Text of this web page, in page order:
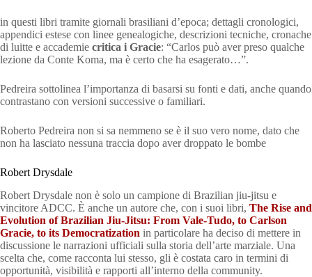
in questi libri tramite giornali brasiliani d’epoca; dettagli cronologici,
appendici estese con linee genealogiche, descrizioni tecniche, cronache
di luitte e accademie critica i Gracie: “Carlos può aver preso qualche
lezione da Conte Koma, ma è certo che ha esagerato…”.
Pedreira sottolinea l’importanza di basarsi su fonti e dati, anche quando
contrastano con versioni successive o familiari.
Roberto Pedreira non si sa nemmeno se è il suo vero nome, dato che
non ha lasciato nessuna traccia dopo aver droppato le bombe
Robert Drysdale
Robert Drysdale non è solo un campione di Brazilian jiu-jitsu e
vincitore ADCC. È anche un autore che, con i suoi libri, The Rise and
Evolution of Brazilian Jiu-Jitsu: From Vale-Tudo, to Carlson
Gracie, to its Democratization in particolare ha deciso di mettere in
discussione le narrazioni ufficiali sulla storia dell’arte marziale. Una
scelta che, come racconta lui stesso, gli è costata caro in termini di
opportunità, visibilità e rapporti all’interno della community.